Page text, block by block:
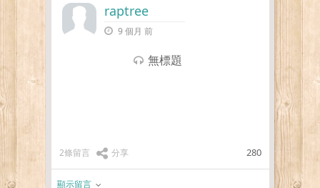
raptree
9 個月 前
無標題
2條留言 分享 280
顯示留言